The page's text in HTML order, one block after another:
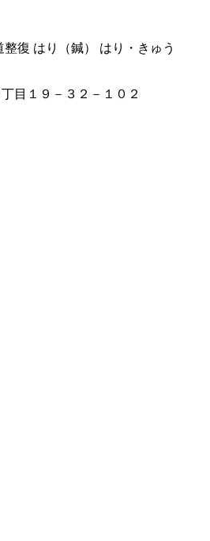
整復 はり（鍼）
はり・きゅう
目１９－３２－１０２